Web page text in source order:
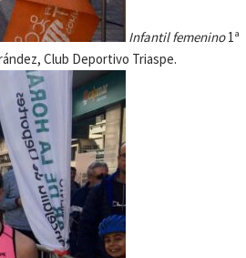
Infantil femenino1ª
Club Deportivo Triaspe.